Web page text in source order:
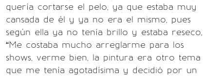
quería cortarse el pelo, ya que estaba muy
cansada de él y ya no era el mismo, pues
según ella ya no tenía brillo y estaba reseco,
“Me costaba mucho arreglarme para los
shows, verme bien, la pintura era otro tema
que me tenía agotadísima y decidió por un